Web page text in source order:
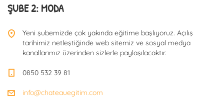
ŞUBE 2: MODA
Yeni şubemizde çok yakında eğitime başlıyoruz. Açılış
tarihimiz netleştiğinde web sitemiz ve sosyal medya
kanallarımız üzerinden sizlerle paylaşılacaktır.
0850 532 39 81
info@chateauegitim.com